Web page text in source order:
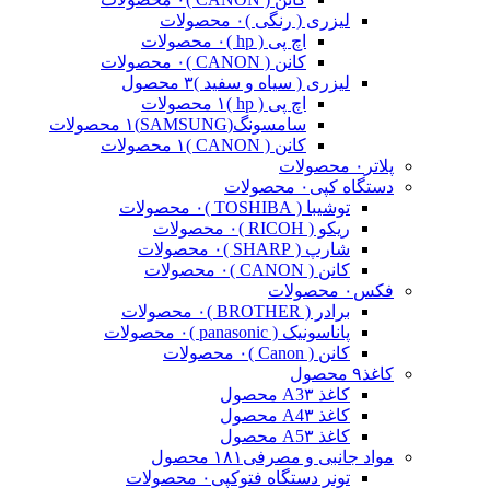
لیزری ( رنگی )۰ محصولات
اچ پی ( hp )
۰ محصولات
کانن ( CANON )
۰ محصولات
لیزری ( سیاه و سفید )۳ محصول
اچ پی ( hp )
۱ محصولات
سامسونگ(SAMSUNG)
۱ محصولات
کانن ( CANON )
۱ محصولات
پلاتر ۰ محصولات
دستگاه کپی ۰ محصولات
توشیبا ( TOSHIBA )
۰ محصولات
ریکو ( RICOH )
۰ محصولات
شارپ ( SHARP )
۰ محصولات
کانن ( CANON )
۰ محصولات
فکس ۰ محصولات
برادر ( BROTHER )
۰ محصولات
پاناسونیک ( panasonic )
۰ محصولات
کانن ( Canon )
۰ محصولات
کاغذ۹ محصول
کاغذ A3 ۳ محصول
کاغذ A4 ۳ محصول
کاغذ A5 ۳ محصول
مواد جانبی و مصرفی ۱۸۱ محصول
تونر دستگاه فتوکپی ۰ محصولات